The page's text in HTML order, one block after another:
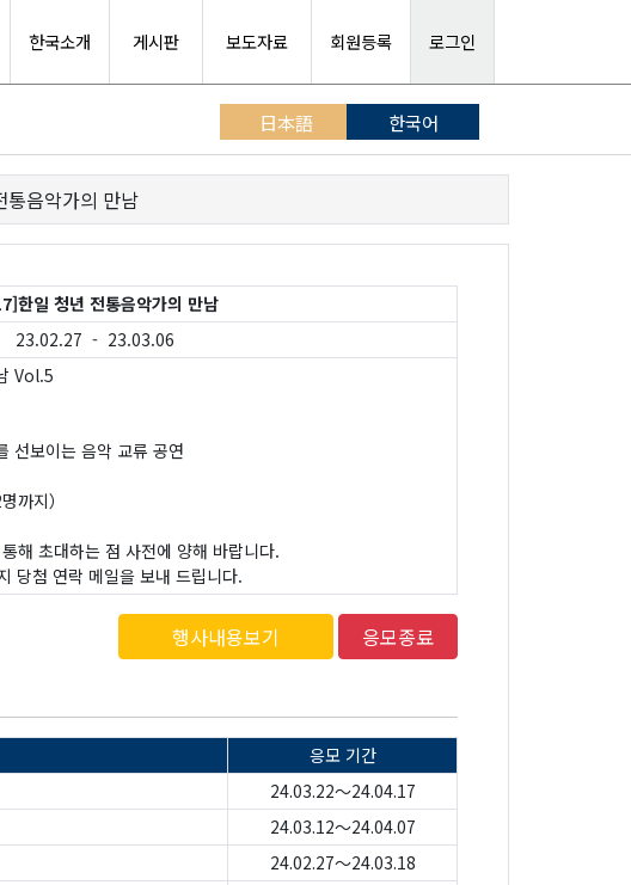
한국소개 게시판 보도자료 회원등록 로그인
日本語 한국어
음악가의 만남
한일 청년 전통음악가의 만남
23.02.27 - 23.03.06
Vol.5
선보이는 음악 교류 공연
까지）
해 초대하는 점 사전에 양해 바랍니다.
당첨 연락 메일을 보내 드립니다.
행사내용보기 응모종료
응모 기간
24.03.22～24.04.17
24.03.12～24.04.07
24.02.27～24.03.18